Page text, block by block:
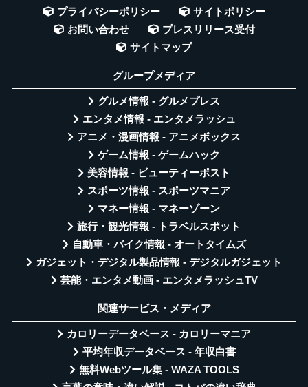
プライバシーポリシー
サイトポリシー
お問い合わせ
プレスリリース受付
サイトマップ
グループメディア
グルメ情報 - グルメプレス
エンタメ情報 - エンタメラッシュ
アニメ・漫画情報 - アニメボックス
ゲーム情報 - ゲームハック
美容情報 - ビューティーポスト
スポーツ情報 - スポーツマニア
マネー情報 - マネーゾーン
旅行・観光情報 - トラベルスポット
自動車・バイク情報 - オートタイムズ
ガジェット・デジタル製品情報 - デジタルガジェット
芸能・エンタメ動画 - エンタメラッシュTV
関連サービス・メディア
カロリーデータベース - カロリーマニア
平均年収データベース - 年収白書
無料Webツール集 - WAZA TOOLS